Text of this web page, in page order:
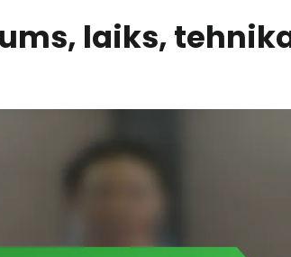
laiks,